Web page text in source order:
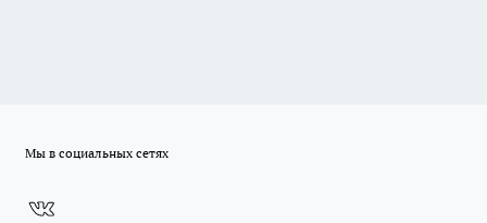
Мы в социальных сетях